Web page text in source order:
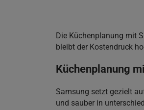
Die Küchenplanung mit
bleibt der Kostendruck
Küchenplanung
Samsung setzt gezielt
und sauber in